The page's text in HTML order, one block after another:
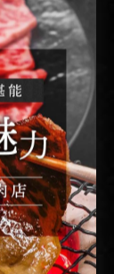
とり焼肉 日
メ 東横線焼
次のページ >